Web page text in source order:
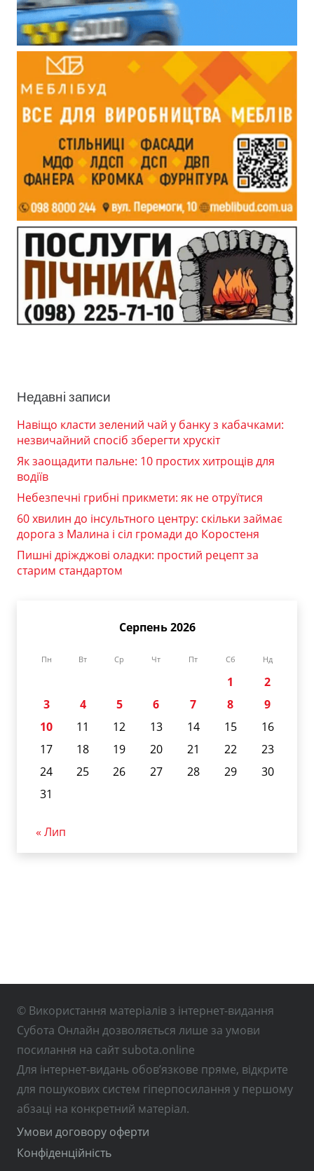
Недавні записи
Навіщо класти зелений чай у банку з кабачками:
незвичайний спосіб зберегти хрускіт
Як заощадити пальне: 10 простих хитрощів для
водіїв
Небезпечні грибні прикмети: як не отруїтися
60 хвилин до інсультного центру: скільки займає
дорога з Малина і сіл громади до Коростеня
Пишні дріжджові оладки: простий рецепт за
старим стандартом
Серпень 2026
Пн Вт Ср Чт Пт Сб Нд
1
2
3
4 5 6 7 8
9
10
11 12 13 14 15
16
17
18 19 20 21 22
23
24
25 26 27 28 29
30
31
« Лип
© Використання матеріалів з інтернет-видання
Субота Онлайн дозволяється лише за умови
посилання на сайт subota.online
Для інтернет-видань обов’язкове пряме, відкрите
для пошукових систем гіперпосилання у першому
абзаці на конкретний матеріал.
Умови договору оферти
Конфіденційність